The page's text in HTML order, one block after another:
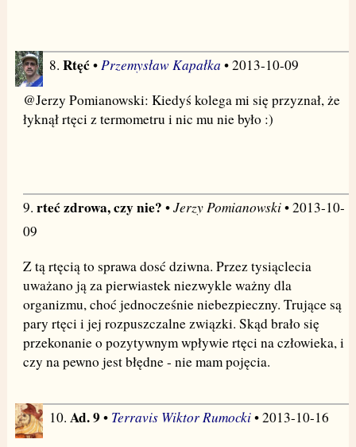
8. Rtęć• Przemysław Kapałka • 2013-10-09
@Jerzy Pomianowski: Kiedyś kolega mi się przyznał, że
łyknął rtęci z termometru i nic mu nie było :)
9. rteć zdrowa, czy nie? •Jerzy Pomianowski• 2013-10-
09
Z tą rtęcią to sprawa dosć dziwna. Przez tysiąclecia
uważano ją za pierwiastek niezwykle ważny dla
organizmu, choć jednocześnie niebezpieczny. Trujące są
pary rtęci i jej rozpuszczalne związki. Skąd brało się
przekonanie o pozytywnym wpływie rtęci na człowieka, i
czy na pewno jest błędne - nie mam pojęcia.
10. Ad. 9• Terravis Wiktor Rumocki• 2013-10-16